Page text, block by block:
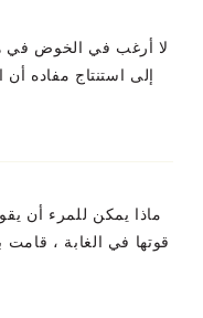
لا أرغب في الخوض في
إلى استنتاج مفاده أن
ماذا يمكن للمرء أن
قوتها في الغابة ،